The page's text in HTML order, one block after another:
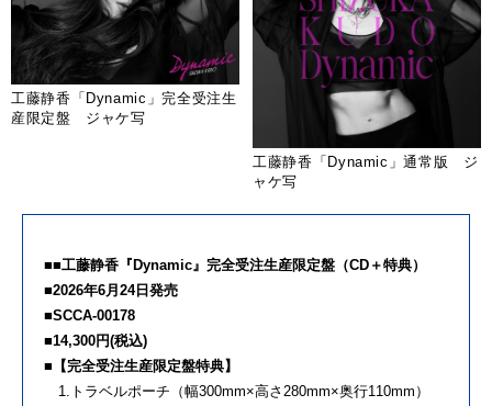
工藤静香「Dynamic」完全受注生
産限定盤 ジャケ写
工藤静香「Dynamic」通常版 ジ
ャケ写
■■工藤静香『Dynamic』完全受注生産限定盤（CD＋特典）
■2026年6月24日発売
■SCCA-00178
■14,300円(税込)
■【完全受注生産限定盤特典】
1.トラベルポーチ（幅300mm×高さ280mm×奥行110mm）